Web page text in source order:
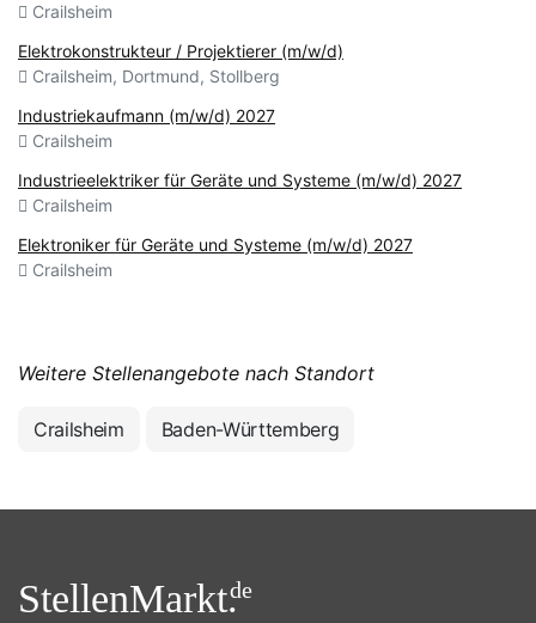
Crailsheim
Elektrokonstrukteur / Projektierer (m/w/d)
Crailsheim, Dortmund, Stollberg
Industriekaufmann (m/w/d) 2027
Crailsheim
Industrieelektriker für Geräte und Systeme (m/w/d) 2027
Crailsheim
Elektroniker für Geräte und Systeme (m/w/d) 2027
Crailsheim
Weitere Stellenangebote nach Standort
Crailsheim Baden-Württemberg
StellenMarkt.de